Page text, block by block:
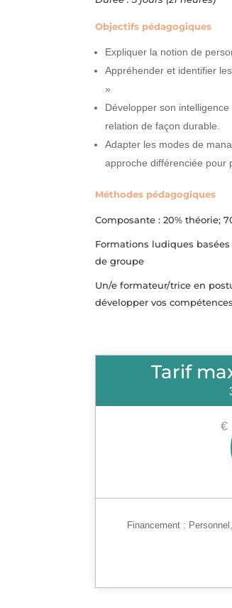
Objectifs pédagogiques
Expliquer la notion de
Appréhender et identifier
»
Développer son
relation de façon durable.
Adapter les modes de
approche différenciée pour
Méthodes pédagogiques
Composante : 20% théorie;
Formations ludiques
de groupe
Un/e formateur/trice en
développer vos
Tarif
€
Financement :